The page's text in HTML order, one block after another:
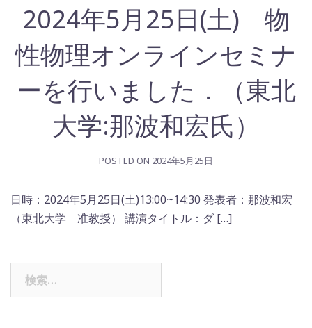
2024年5月25日(土) 物
性物理オンラインセミナ
ーを行いました．（東北
大学:那波和宏氏）
POSTED ON 2024年5月25日
日時：2024年5月25日(土)13:00~14:30 発表者：那波和宏
（東北大学 准教授） 講演タイトル：ダ […]